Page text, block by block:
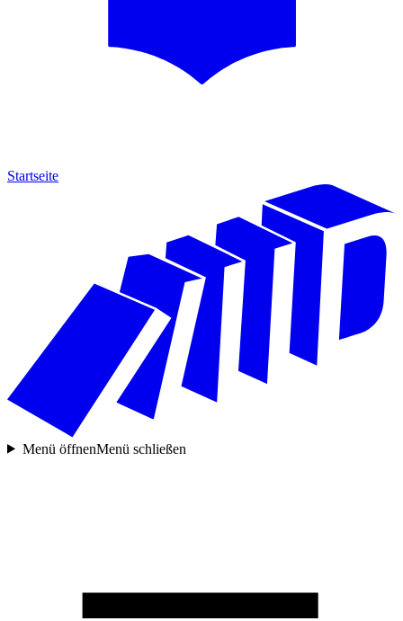
Startseite
Menü öffnenMenü schließen